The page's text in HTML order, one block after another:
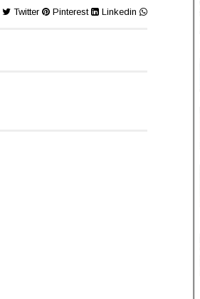
Twitter Pinterest Linkedin